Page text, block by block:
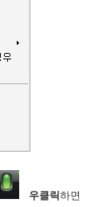
우클릭하면